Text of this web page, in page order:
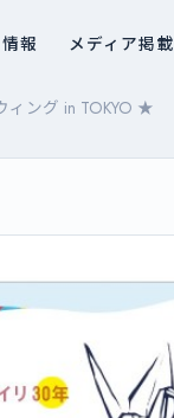
報 メディア掲載
ィング in TOKYO ★